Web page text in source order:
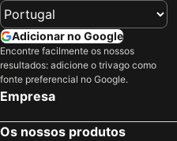
Adicionar no Google
Encontre facilmente os nossos
resultados: adicione o trivago como
fonte preferencial no Google.
Empresa
Os nossos produtos